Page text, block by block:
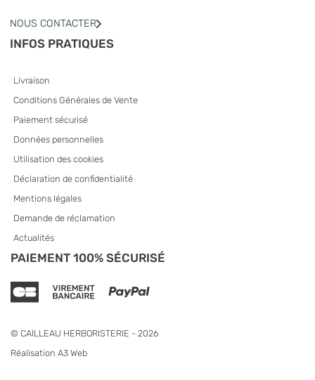
NOUS CONTACTER
INFOS PRATIQUES
Livraison
Conditions Générales de Vente
Paiement sécurisé
Données personnelles
Utilisation des cookies
Déclaration de confidentialité
Mentions légales
Demande de réclamation
Actualités
PAIEMENT 100% SÉCURISÉ
© CAILLEAU HERBORISTERIE - 2026
Réalisation A3 Web